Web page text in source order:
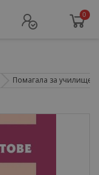
0
Помагала за училище